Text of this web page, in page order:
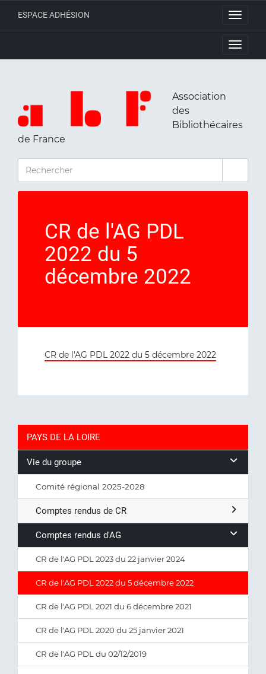
Toggle
ESPACE ADHÉSION
Toggle
Association
des
Bibliothécaires
de France
RECHERCHER
CR de l'AG PDL
2022 du 5
décembre 2022
CR de l'AG PDL 2022 du 5 décembre 2022
PAYS DE LA LOIRE
Vie du groupe
Comité régional 2025-2028
Comptes rendus de CR
Comptes rendus d'AG
CR de l'AG PDL 2023 du 22 janvier 2024
CR de l'AG PDL 2022 du 5 décembre 2022
CR de l'AG PDL 2021 du 6 décembre 2021
CR de l'AG PDL 2020 du 25 janvier 2021
CR de l'AG PDL du 02/12/2019